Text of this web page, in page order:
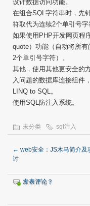
设计数据访问功能。
在组合SQL字符串时，先
符取代为连续2个单引号字
如果使用PHP开发网页程
quote）功能（自动将所
2个单引号字符）。
其他，使用其他更安全的
入问题的数据库连接组件
LINQ to SQL。
使用SQL防注入系统。
未分类 sql注入
← web安全：JS木马简介及
讨
发表评论？